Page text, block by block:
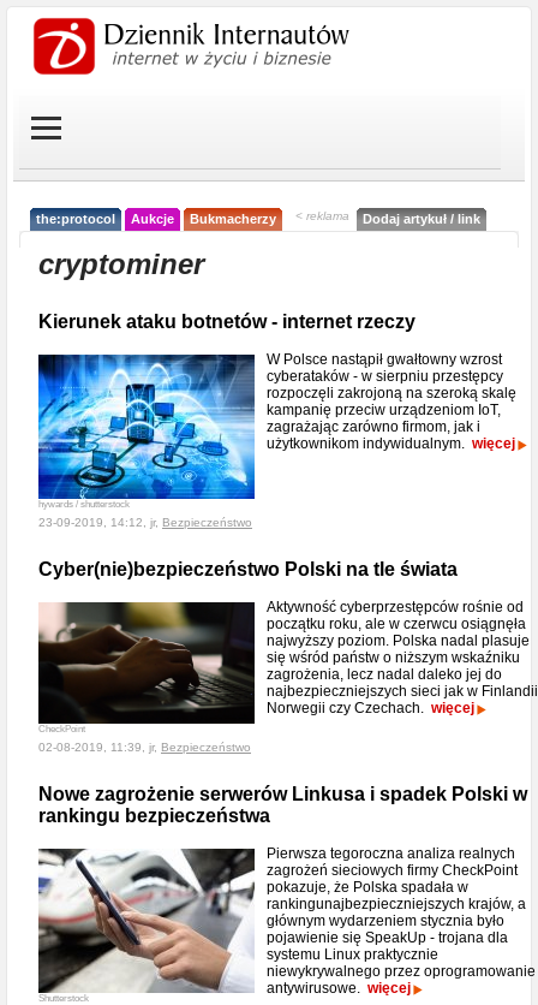
the:protocol Aukcje Bukmacherzy < reklama Dodaj artykuł / link
cryptominer
Kierunek ataku botnetów - internet rzeczy
hywards / shutterstock
W Polsce nastąpił gwałtowny wzrost
cyberataków - w sierpniu przestępcy
rozpoczęli zakrojoną na szeroką skalę
kampanię przeciw urządzeniom IoT,
zagrażając zarówno firmom, jak i
użytkownikom indywidualnym. więcej
23-09-2019, 14:12, jr, Bezpieczeństwo
Cyber(nie)bezpieczeństwo Polski na tle świata
CheckPoint
Aktywność cyberprzestępców rośnie od
początku roku, ale w czerwcu osiągnęła
najwyższy poziom. Polska nadal plasuje
się wśród państw o niższym wskaźniku
zagrożenia, lecz nadal daleko jej do
najbezpieczniejszych sieci jak w
Norwegii czy Czechach. więcej
02-08-2019, 11:39, jr, Bezpieczeństwo
Nowe zagrożenie serwerów Linkusa i spadek Polski w
rankingu bezpieczeństwa
Shutterstock
Pierwsza tegoroczna analiza realnych
zagrożeń sieciowych firmy CheckPoint
pokazuje, że Polska spadała w
rankingunajbezpieczniejszych krajów, a
głównym wydarzeniem stycznia było
pojawienie się SpeakUp - trojana dla
systemu Linux praktycznie
niewykrywalnego przez oprogramowanie
antywirusowe. więcej